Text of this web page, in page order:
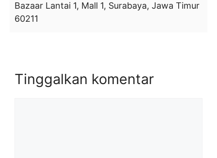
Bazaar Lantai 1, Mall 1, Surabaya, Jawa Timur
60211
Tinggalkan komentar